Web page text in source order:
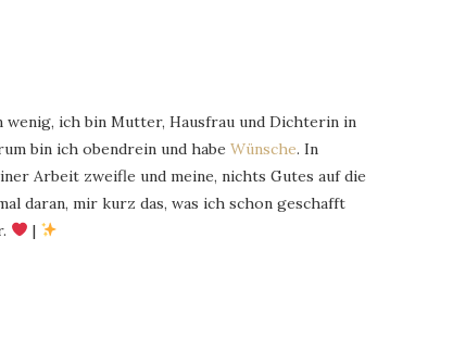
wenig, ich bin Mutter, Hausfrau und Dichterin in
bin ich obendrein und habeWünsche. In
Arbeit zweifle und meine, nichts Gutes auf die
daran, mir kurz das, was ich schon geschafft
|